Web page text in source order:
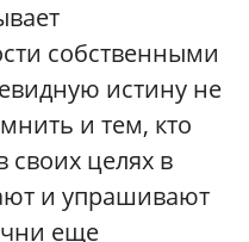
собственными
истину не
и тем, кто
своих целях в
и упрашивают
еще